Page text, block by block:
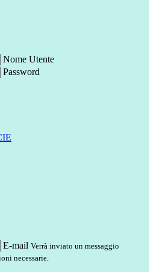
Nome Utente
Password
E-mail Verrà inviato un messaggio
necessarie.